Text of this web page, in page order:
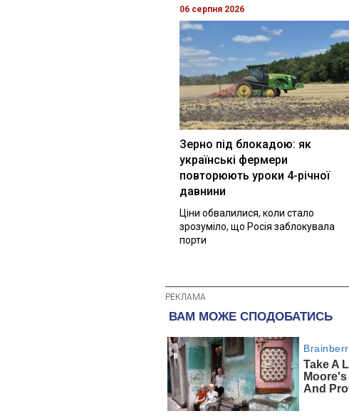
06 серпня 2026
Зерно під блокадою: як
українські фермери
повторюють уроки 4-річної
давнини
Ціни обвалилися, коли стало
зрозуміло, що Росія заблокувала
порти